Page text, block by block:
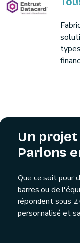
Un projet
Parlons
Que ce soit pour
barres ou de
répondent sous
personnalisé et